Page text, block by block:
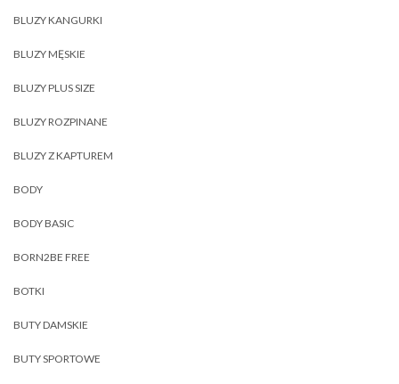
BLUZY KANGURKI
BLUZY MĘSKIE
BLUZY PLUS SIZE
BLUZY ROZPINANE
BLUZY Z KAPTUREM
BODY
BODY BASIC
BORN2BE FREE
BOTKI
BUTY DAMSKIE
BUTY SPORTOWE